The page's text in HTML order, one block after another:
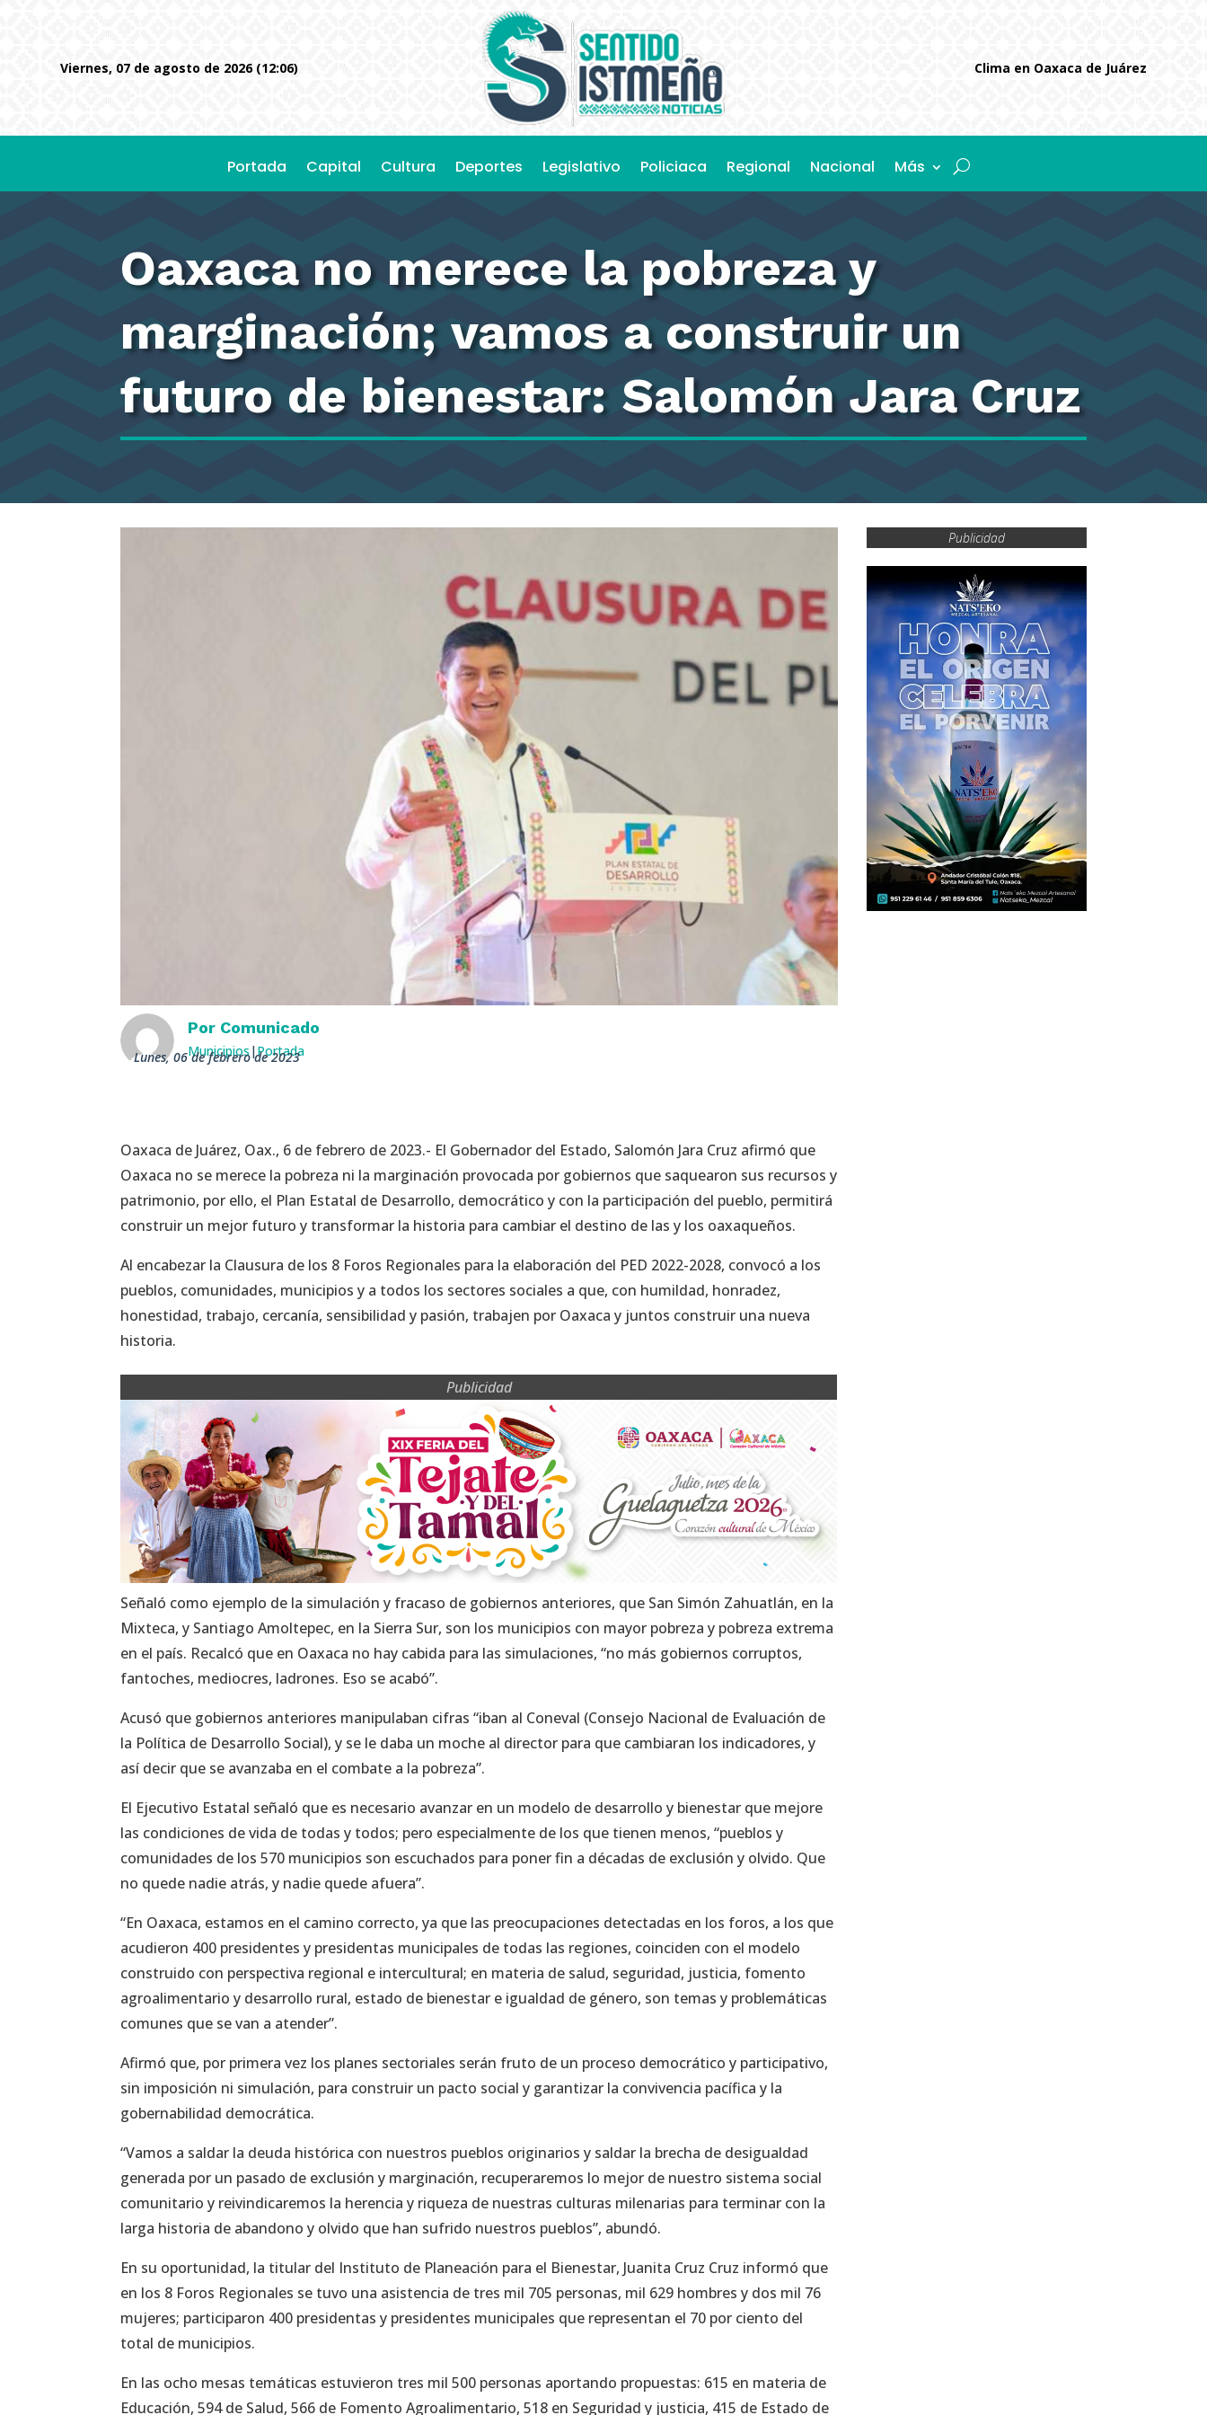
viernes, 07 de agosto de 2026 (12:06) Clima en Oaxaca de Juárez
Portada Capital Cultura Deportes Legislativo Policiaca Regional Nacional Más
Oaxaca no merece la pobreza y
marginación; vamos a construir un
futuro de bienestar: Salomón Jara Cruz
Por Comunicado
Municipios|Portada
lunes, 06 de febrero de 2023
Oaxaca de Juárez, Oax., 6 de febrero de 2023.- El Gobernador del Estado, Salomón Jara Cruz afirmó que
Oaxaca no se merece la pobreza ni la marginación provocada por gobiernos que saquearon sus recursos y
patrimonio, por ello, el Plan Estatal de Desarrollo, democrático y con la participación del pueblo, permitirá
construir un mejor futuro y transformar la historia para cambiar el destino de las y los oaxaqueños.
Al encabezar la Clausura de los 8 Foros Regionales para la elaboración del PED 2022-2028, convocó a los
pueblos, comunidades, municipios y a todos los sectores sociales a que, con humildad, honradez,
honestidad, trabajo, cercanía, sensibilidad y pasión, trabajen por Oaxaca y juntos construir una nueva
historia.
Publicidad
Señaló como ejemplo de la simulación y fracaso de gobiernos anteriores, que San Simón Zahuatlán, en la
Mixteca, y Santiago Amoltepec, en la Sierra Sur, son los municipios con mayor pobreza y pobreza extrema
en el país. Recalcó que en Oaxaca no hay cabida para las simulaciones, “no más gobiernos corruptos,
fantoches, mediocres, ladrones. Eso se acabó”.
Acusó que gobiernos anteriores manipulaban cifras “iban al Coneval (Consejo Nacional de Evaluación de
la Política de Desarrollo Social), y se le daba un moche al director para que cambiaran los indicadores, y
así decir que se avanzaba en el combate a la pobreza”.
El Ejecutivo Estatal señaló que es necesario avanzar en un modelo de desarrollo y bienestar que mejore
las condiciones de vida de todas y todos; pero especialmente de los que tienen menos, “pueblos y
comunidades de los 570 municipios son escuchados para poner fin a décadas de exclusión y olvido. Que
no quede nadie atrás, y nadie quede afuera”.
“En Oaxaca, estamos en el camino correcto, ya que las preocupaciones detectadas en los foros, a los que
acudieron 400 presidentes y presidentas municipales de todas las regiones, coinciden con el modelo
construido con perspectiva regional e intercultural; en materia de salud, seguridad, justicia, fomento
agroalimentario y desarrollo rural, estado de bienestar e igualdad de género, son temas y problemáticas
comunes que se van a atender”.
Afirmó que, por primera vez los planes sectoriales serán fruto de un proceso democrático y participativo,
sin imposición ni simulación, para construir un pacto social y garantizar la convivencia pacífica y la
gobernabilidad democrática.
“Vamos a saldar la deuda histórica con nuestros pueblos originarios y saldar la brecha de desigualdad
generada por un pasado de exclusión y marginación, recuperaremos lo mejor de nuestro sistema social
comunitario y reivindicaremos la herencia y riqueza de nuestras culturas milenarias para terminar con la
larga historia de abandono y olvido que han sufrido nuestros pueblos”, abundó.
En su oportunidad, la titular del Instituto de Planeación para el Bienestar, Juanita Cruz Cruz informó que
en los 8 Foros Regionales se tuvo una asistencia de tres mil 705 personas, mil 629 hombres y dos mil 76
mujeres; participaron 400 presidentas y presidentes municipales que representan el 70 por ciento del
total de municipios.
En las ocho mesas temáticas estuvieron tres mil 500 personas aportando propuestas: 615 en materia de
Educación, 594 de Salud, 566 de Fomento Agroalimentario, 518 en Seguridad y justicia, 415 de Estado de
Publicidad